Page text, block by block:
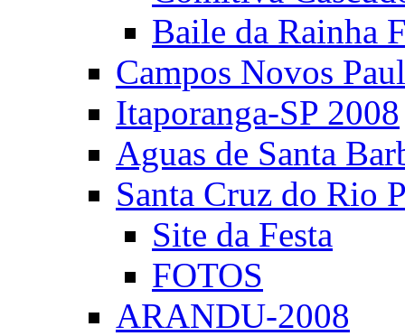
Baile da Rainha
Campos Novos
Itaporanga-SP 2008
Aguas de Santa
Santa Cruz do Rio
Site da Festa
FOTOS
ARANDU-2008